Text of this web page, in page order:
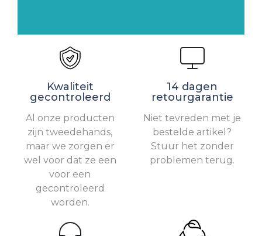
Kwaliteit
gecontroleerd
Al onze producten
zijn tweedehands,
maar we zorgen er
wel voor dat ze een
voor een
gecontroleerd
worden.
14 dagen
retourgarantie
Niet tevreden met je
bestelde artikel?
Stuur het zonder
problemen terug.